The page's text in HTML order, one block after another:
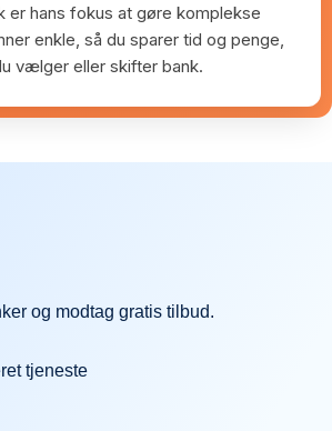
er hans fokus at gøre komplekse
enkle, så du sparer tid og penge,
vælger eller skifter bank.
og modtag gratis tilbud.
tjeneste